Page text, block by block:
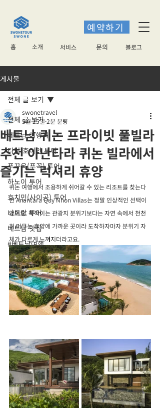
홈 소개 서비스 ​문의 블로그
예약하기
게시물
전체 글 보기
베트남 여행지
다낭 호이안 투어
푸꾸옥(푸꼭) 투어
하노이 투어
호치민(사이공) 투어
나트랑 투어
베트남 맛집
#베트남여행
전체 글 보기
베트남 퀴논 프라이빗 풀빌라
추천 아난타라 퀴논 빌라에서
즐기는 럭셔리 휴양
swonetravel
5월 25일 2분 분량
퀴논 여행에서 조용하게 쉬어갈 수 있는 리조트를 찾는다
면 Anantara Quy Nhon Villas는 정말 인상적인 선택이
었어요. 북적이는 관광지 분위기보다는 자연 속에서 천천
히 머무는 휴양에 가까운 곳이라 도착하자마자 분위기 자
체가 다르게 느껴지더라고요.